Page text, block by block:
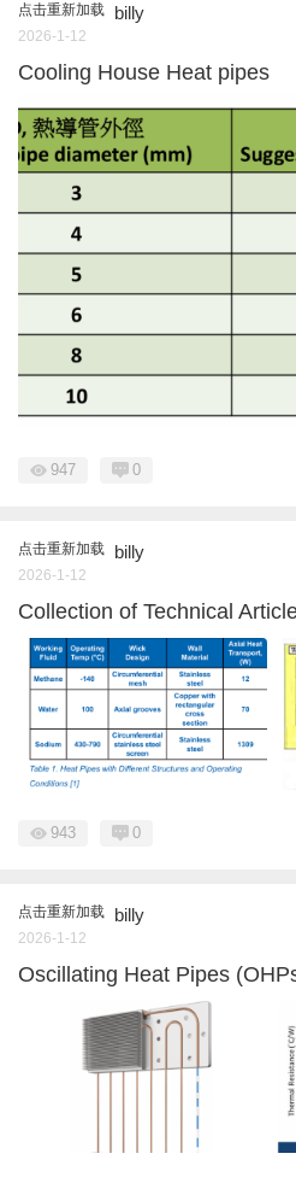
点击重新加载 billy
2026-1-12
Cooling House Heat pipes
947 0
点击重新加载 billy
2026-1-12
Collection of Technical
943 0
点击重新加载 billy
2026-1-12
Oscillating Heat Pipes